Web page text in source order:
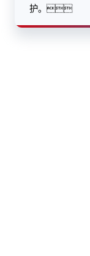
护。